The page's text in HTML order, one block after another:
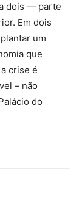
dois — parte
Em dois
um
que
crise é
– não
do